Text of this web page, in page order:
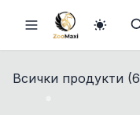
Всички продукти (6